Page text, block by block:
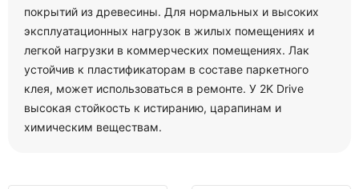
покрытий из древесины. Для нормальных и высоких
эксплуатационных нагрузок в жилых помещениях и
легкой нагрузки в коммерческих помещениях. Лак
устойчив к пластификаторам в составе паркетного
клея, может использоваться в ремонте. У 2K Drive
высокая стойкость к истиранию, царапинам и
химическим веществам.